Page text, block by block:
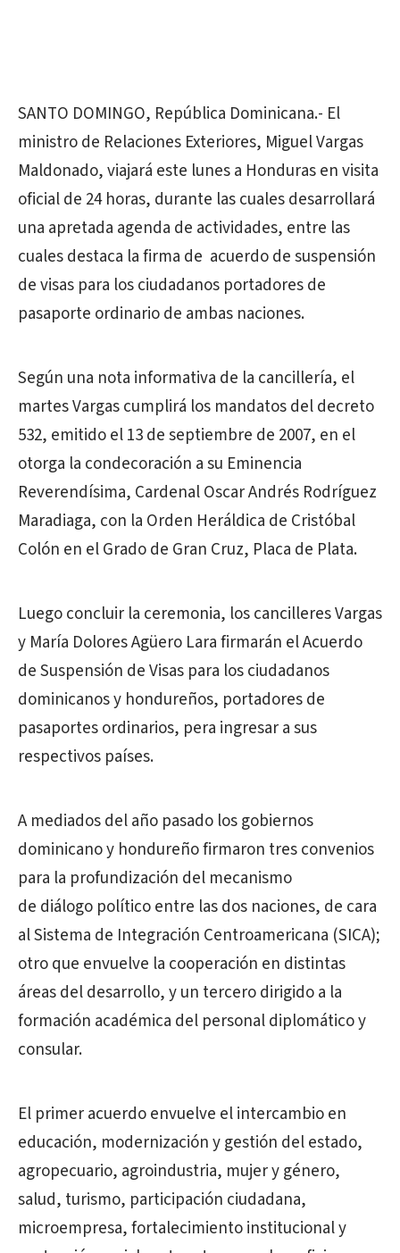
SANTO DOMINGO, República Dominicana.- El
ministro de Relaciones Exteriores, Miguel Vargas
Maldonado, viajará este lunes a Honduras en visita
oficial de 24 horas, durante las cuales desarrollará
una apretada agenda de actividades, entre las
cuales destaca la firma de acuerdo de suspensión
de visas para los ciudadanos portadores de
pasaporte ordinario de ambas naciones.
Según una nota informativa de la cancillería, el
martes Vargas cumplirá los mandatos del decreto
532, emitido el 13 de septiembre de 2007, en el
otorga la condecoración a su Eminencia
Reverendísima, Cardenal Oscar Andrés Rodríguez
Maradiaga, con la Orden Heráldica de Cristóbal
Colón en el Grado de Gran Cruz, Placa de Plata.
Luego concluir la ceremonia, los cancilleres Vargas
y María Dolores Agüero Lara firmarán el Acuerdo
de Suspensión de Visas para los ciudadanos
dominicanos y hondureños, portadores de
pasaportes ordinarios, pera ingresar a sus
respectivos países.
A mediados del año pasado los gobiernos
dominicano y hondureño firmaron tres convenios
para la profundización del mecanismo
de diálogo político entre las dos naciones, de cara
al Sistema de Integración Centroamericana (SICA);
otro que envuelve la cooperación en distintas
áreas del desarrollo, y un tercero dirigido a la
formación académica del personal diplomático y
consular.
El primer acuerdo envuelve el intercambio en
educación, modernización y gestión del estado,
agropecuario, agroindustria, mujer y género,
salud, turismo, participación ciudadana,
microempresa, fortalecimiento institucional y